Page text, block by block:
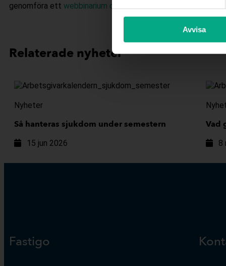
Avvisa
genomföra ett webbinarium den 8 oktober om nya regleringar
Relaterade nyheter
Nyheter
Så hanteras sjukdom under semestern
15 jun 2026
Vad
8
Fastigo